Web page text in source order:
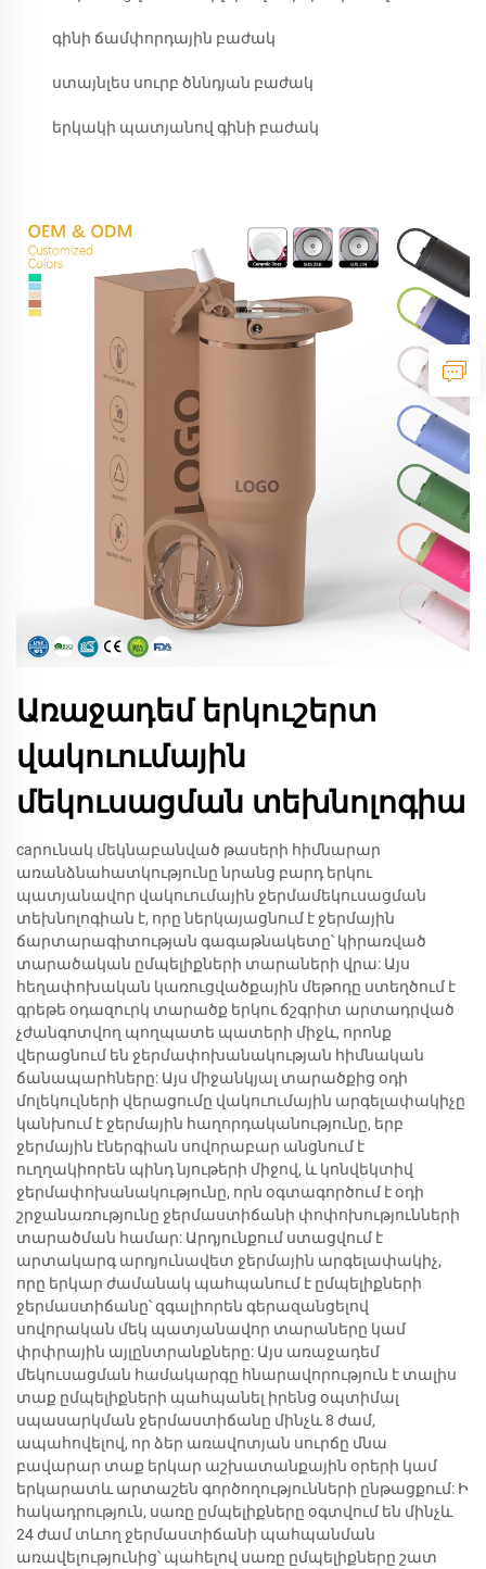
գինի ճամփորդային բաժակ
ստայնլես սուրբ ծննդյան բաժակ
երկակի պատյանով գինի բաժակ
Առաջադեմ երկուշերտ
վակուումային
մեկուսացման տեխնոլոգիա
caրունակ մեկնաբանված թասերի հիմնարար
առանձնահատկությունը նրանց բարդ երկու
պատյանավոր վակուումային ջերմամեկուսացման
տեխնոլոգիան է, որը ներկայացնում է ջերմային
ճարտարագիտության գագաթնակետը՝ կիրառված
տարածական ըմպելիքների տարաների վրա: Այս
հեղափոխական կառուցվածքային մեթոդը ստեղծում է
գրեթե օդազուրկ տարածք երկու ճշգրիտ արտադրված
չժանգոտվող պողպատե պատերի միջև, որոնք
վերացնում են ջերմափոխանակության հիմնական
ճանապարհները: Այս միջանկյալ տարածքից օդի
մոլեկուլների վերացումը վակուումային արգելափակիչը
կանխում է ջերմային հաղորդականությունը, երբ
ջերմային էներգիան սովորաբար անցնում է
ուղղակիորեն պինդ նյութերի միջով, և կոնվեկտիվ
ջերմափոխանակությունը, որն օգտագործում է օդի
շրջանառությունը ջերմաստիճանի փոփոխությունների
տարածման համար: Արդյունքում ստացվում է
արտակարգ արդյունավետ ջերմային արգելափակիչ,
որը երկար ժամանակ պահպանում է ըմպելիքների
ջերմաստիճանը՝ զգալիորեն գերազանցելով
սովորական մեկ պատյանավոր տարաները կամ
փրփրային այլընտրանքները: Այս առաջադեմ
մեկուսացման համակարգը հնարավորություն է տալիս
տաք ըմպելիքների պահպանել իրենց օպտիմալ
սպասարկման ջերմաստիճանը մինչև 8 ժամ,
ապահովելով, որ ձեր առավոտյան սուրճը մնա
բավարար տաք երկար աշխատանքային օրերի կամ
երկարատև արտաշեն գործողությունների ընթացքում: Ի
հակադրություն, սառը ըմպելիքները օգտվում են մինչև
24 ժամ տևող ջերմաստիճանի պահպանման
առավելությունից՝ պահելով սառը ըմպելիքները շատ